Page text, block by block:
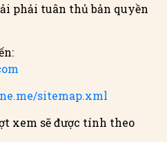
phải tuân thủ bản quyền
sitemap.xml
xem sẽ được tính theo